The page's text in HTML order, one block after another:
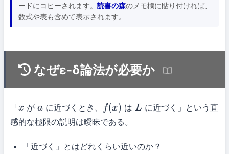
ードにコピーされます。 読書の森のメモ欄に貼り付ければ、
数式や表も含めて表示されます。
なぜε-δ論法が必要か
「x がaに近づくとき、 f(x) はL に近づく」という直
感的な極限の説明は曖昧である。
「近づく」とはどれくらい近いのか？